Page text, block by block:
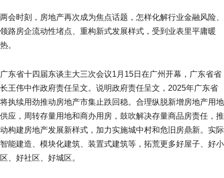
两会时刻，房地产再次成为焦点话题，怎样化解行业金融风险、
领路房企流动性堵点、重构新式发展样式，受到业表里平庸暖
热。
广东省十四届东谈主大三次会议1月15日在广州开幕，广东省省
长王伟中作政府责任呈文。说明政府责任呈文，2025年广东省
将执续用劲推动房地产市集止跌回稳。合理纵脱新增房地产用地
供应，周转存量用地和商办用房，鼓吹解决存量商品房责任，推
动构建房地产发展新样式，加力实施城中村和危旧房鼎新。实际
智能建造、模块化建筑、装置式建筑等，拓荒更多好屋子、好小
区、好社区、好城区。